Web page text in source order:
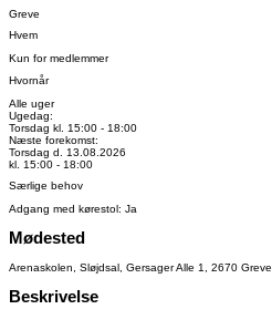
Greve
Hvem
Kun for medlemmer
Hvornår
Alle uger
Ugedag:
Torsdag kl. 15:00 - 18:00
Næste forekomst:
Torsdag d. 13.08.2026
kl. 15:00 - 18:00
Særlige behov
Adgang med kørestol: Ja
Mødested
Arenaskolen, Sløjdsal, Gersager Alle 1, 2670 Greve
Beskrivelse